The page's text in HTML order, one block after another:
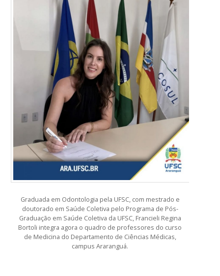
Graduada em Odontologia pela UFSC, com mestrado e
doutorado em Saúde Coletiva pelo Programa de Pós-
Graduação em Saúde Coletiva da UFSC, Francieli Regina
Bortoli integra agora o quadro de professores do curso
de Medicina do Departamento de Ciências Médicas,
campus Araranguá.